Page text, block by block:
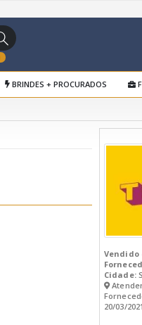
BRINDES + PROCURADOS
Vendido
Cidade:
20/03/2021